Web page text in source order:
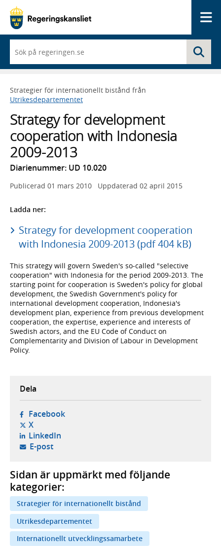
du
börjar
skriva
framträder
en
med
sökförslag
Strategier för internationellt bistånd från
Utrikesdepartementet
Strategy for development
cooperation with Indonesia
2009-2013
Diarienummer: UD 10.020
Publicerad 01 mars 2010 Uppdaterad 02 april 2015
Ladda ner:
Strategy for development cooperation
with Indonesia 2009-2013 (pdf 404 kB)
This strategy will govern Sweden's so-called "selective
cooperation" with Indonesia for the period 2009-2013. The
starting point for cooperation is Sweden's policy for global
development, the Swedish Government's policy for
international development cooperation, Indonesia's
development plan, experience from previous development
cooperation, the expertise, experience and interests of
Swedish actors, and the EU Code of Conduct on
Complementarity and Division of Labour in Development
Policy.
Dela
Facebook- öppnas i ny flik, extern webbplats,
X- öppnas i ny flik, extern webbplats,
LinkedIn- öppnas i ny flik, extern webbplats,
E-post- öppnar din e-postklient,
Sidan är uppmärkt med följande
kategorier:
Strategier för internationellt bistånd
Utrikesdepartementet
Internationellt utvecklingssamarbete